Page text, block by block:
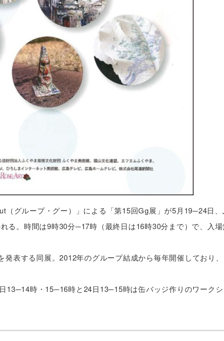
グループ・グー）」による「第15回Gg展」が5月19─24日、
る。時間は9時30分─17時（最終日は16時30分まで）で、入場
表する同展。2012年のグループ結成から毎年開催しており
13─14時・15─16時と24日13─15時は缶バッジ作りのワークシ